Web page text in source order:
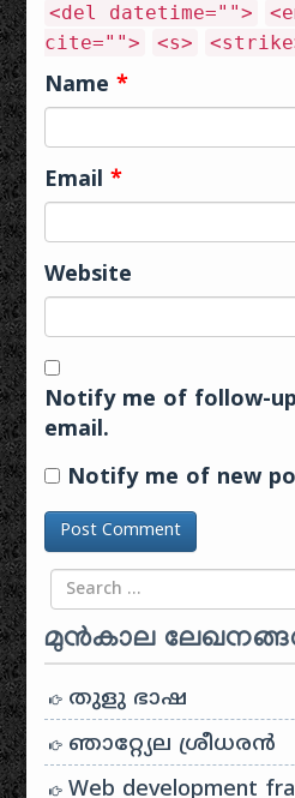
<del datetime="">
cite="">
<s>
Name*
Email*
Website
Notify me of follow-
email.
Notify me of new
Search for
മുൻകാല
തുളു ഭാഷ
ഞാറ്റ്യേല ശ്രീധരൻ
Web development